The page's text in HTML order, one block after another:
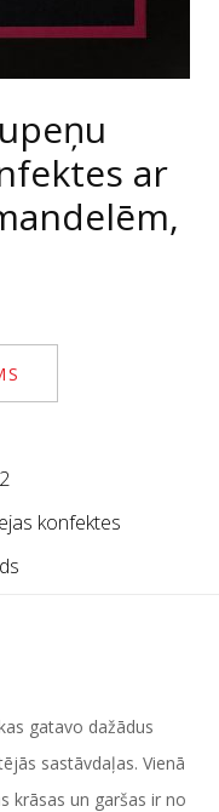
ar
konfektes
gatavo dažādus
sastāvdaļas. Vienā
krāsas un garšas ir no